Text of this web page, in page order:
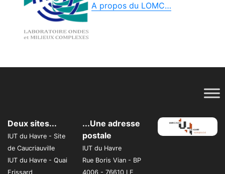
A propos du LOMC…
Deux sites...
IUT du Havre - Site
de Caucriauville
IUT du Havre - Quai
Frissard
...Une adresse
postale
IUT du Havre
Rue Boris Vian - BP
4006 - 76610 LE